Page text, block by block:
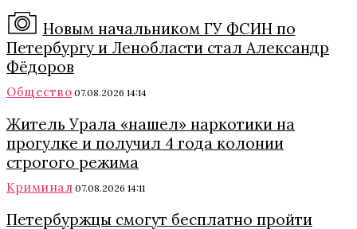
Новым начальником ГУ ФСИН по
Петербургу и Ленобласти стал Александр
Фёдоров
Общество 07.08.2026 14:14
Житель Урала «нашел» наркотики на
прогулке и получил 4 года колонии
строгого режима
Криминал 07.08.2026 14:11
Петербуржцы смогут бесплатно пройти